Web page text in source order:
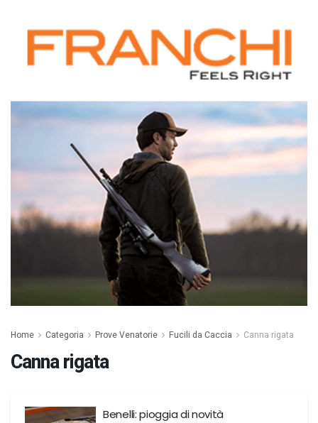
Home Categoria Prove Venatorie Fucili da Caccia Canna rigata
Canna rigata
Benelli: pioggia di novità